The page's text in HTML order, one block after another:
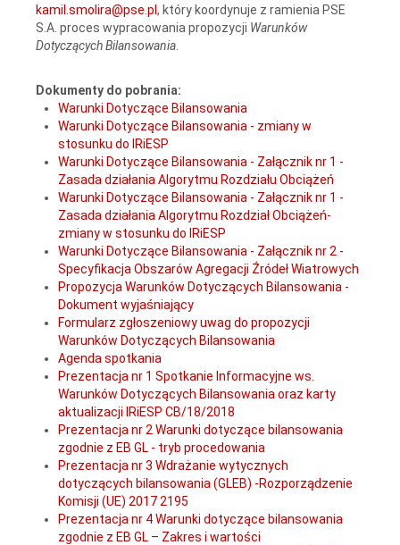
kamil.smolira@pse.pl , który koordynuje z ramienia PSE
S.A. proces wypracowania propozycji Warunków
Dotyczących Bilansowania
Dokumenty do pobrania:
Warunki Dotyczące Bilansowania
Warunki Dotyczące Bilansowania - zmiany w
stosunku do IRiESP
Warunki Dotyczące Bilansowania - Załącznik nr 1 -
Zasada działania Algorytmu Rozdziału Obciążeń
Warunki Dotyczące Bilansowania - Załącznik nr 1 -
Zasada działania Algorytmu Rozdział Obciążeń-
zmiany w stosunku do IRiESP
Warunki Dotyczące Bilansowania - Załącznik nr 2 -
Specyfikacja Obszarów Agregacji Źródeł Wiatrowych
Propozycja Warunków Dotyczących Bilansowania -
Dokument wyjaśniający
Formularz zgłoszeniowy uwag do propozycji
Warunków Dotyczących Bilansowania
Agenda spotkania
Prezentacja nr 1 Spotkanie Informacyjne ws.
Warunków Dotyczących Bilansowania oraz karty
aktualizacji IRiESP CB/18/2018
Prezentacja nr 2 Warunki dotyczące bilansowania
zgodnie z EB GL - tryb procedowania
Prezentacja nr 3 Wdrażanie wytycznych
dotyczących bilansowania (GLEB) -Rozporządzenie
Komisji (UE) 2017 2195
Prezentacja nr 4 Warunki dotyczące bilansowania
zgodnie z EB GL – Zakres i wartości